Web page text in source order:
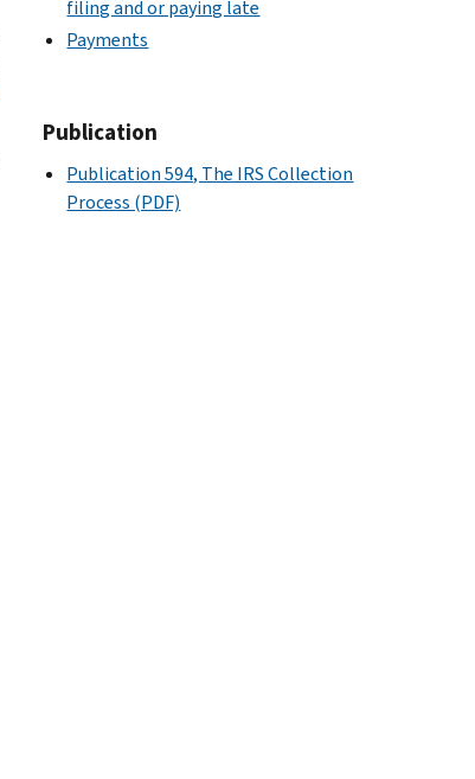
filing and or paying late
Payments
Publication
Publication 594, The IRS Collection
Process (PDF)